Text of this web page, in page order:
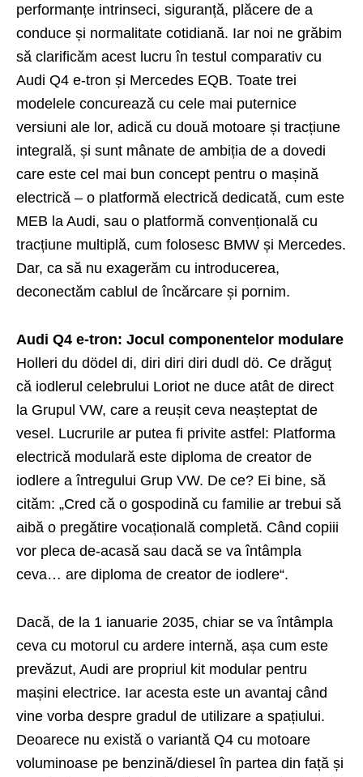
performanțe intrinseci, siguranță, plăcere de a
conduce și normalitate cotidiană. Iar noi ne grăbim
să clarificăm acest lucru în testul comparativ cu
Audi Q4 e-tron și Mercedes EQB. Toate trei
modelele concurează cu cele mai puternice
versiuni ale lor, adică cu două motoare și tracțiune
integrală, și sunt mânate de ambiția de a dovedi
care este cel mai bun concept pentru o mașină
electrică – o platformă electrică dedicată, cum este
MEB la Audi, sau o platformă convențională cu
tracțiune multiplă, cum folosesc BMW și Mercedes.
Dar, ca să nu exagerăm cu introducerea,
deconectăm cablul de încărcare și pornim.
Audi Q4 e-tron: Jocul componentelor modulare
Holleri du dödel di, diri diri diri dudl dö. Ce drăguț
că iodlerul celebrului Loriot ne duce atât de direct
la Grupul VW, care a reușit ceva neașteptat de
vesel. Lucrurile ar putea fi privite astfel: Platforma
electrică modulară este diploma de creator de
iodlere a întregului Grup VW. De ce? Ei bine, să
cităm: „Cred că o gospodină cu familie ar trebui să
aibă o pregătire vocațională completă. Când copiii
vor pleca de-acasă sau dacă se va întâmpla
ceva… are diploma de creator de iodlere“.
Dacă, de la 1 ianuarie 2035, chiar se va întâmpla
ceva cu motorul cu ardere internă, așa cum este
prevăzut, Audi are propriul kit modular pentru
mașini electrice. Iar acesta este un avantaj când
vine vorba despre gradul de utilizare a spațiului.
Deoarece nu există o variantă Q4 cu motoare
voluminoase pe benzină/diesel în partea din față și